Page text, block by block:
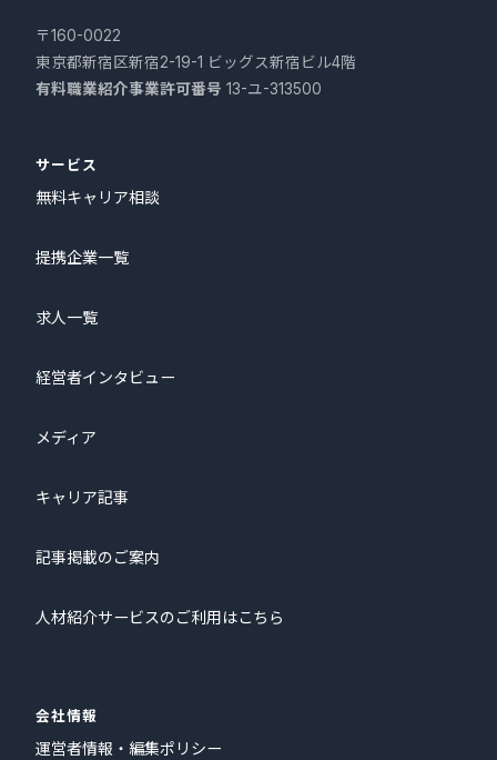
〒160-0022
東京都新宿区新宿2-19-1 ビッグス新宿ビル4階
有料職業紹介事業許可番号 13-ユ-313500
サービス
無料キャリア相談
提携企業一覧
求人一覧
経営者インタビュー
メディア
キャリア記事
記事掲載のご案内
人材紹介サービスのご利用はこちら
会社情報
運営者情報・編集ポリシー